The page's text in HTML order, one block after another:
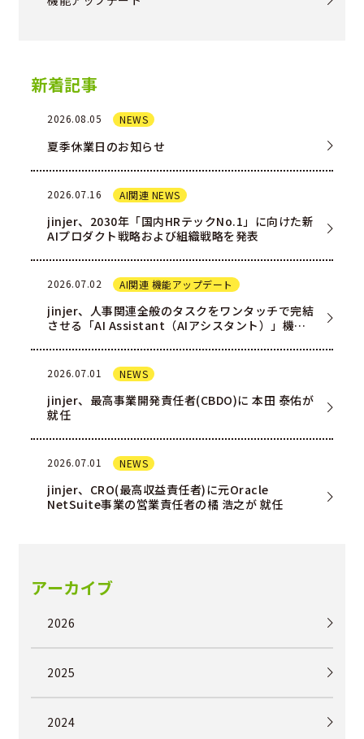
新着記事
2026.08.05 NEWS
夏季休業日のお知らせ
2026.07.16 AI関連 NEWS
jinjer、2030年「国内HRテックNo.1」に向けた新
AIプロダクト戦略および組織戦略を発表
2026.07.02 AI関連 機能アップデート
jinjer、人事関連全般のタスクをワンタッチで完結
させる「AI Assistant（AIアシスタント）」機能
2026.07.01 NEWS
jinjer、最高事業開発責任者(CBDO)に 本田 泰佑が
就任
2026.07.01 NEWS
jinjer、CRO(最高収益責任者)に元Oracle
NetSuite事業の営業責任者の橘 浩之が 就任
アーカイブ
2026
2025
2024